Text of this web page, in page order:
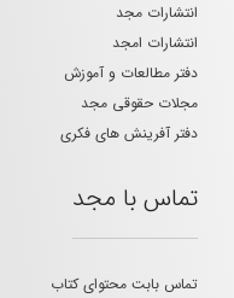
انتشارات مجد
انتشارات امجد
دفتر مطالعات و آموزش
مجلات حقوقی مجد
دفتر آفرینش های فکری
تماس با مجد
تماس بابت محتوای کتاب